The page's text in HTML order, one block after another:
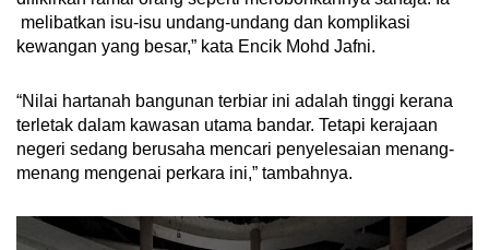
melibatkan isu-isu undang-undang dan komplikasi
kewangan yang besar,” kata Encik Mohd Jafni.
“Nilai hartanah bangunan terbiar ini adalah tinggi kerana
terletak dalam kawasan utama bandar. Tetapi kerajaan
negeri sedang berusaha mencari penyelesaian menang-
menang mengenai perkara ini,” tambahnya.